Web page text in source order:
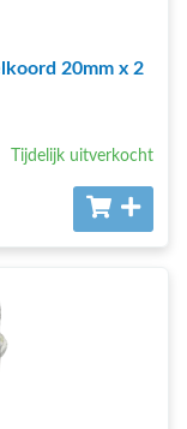
20mm x 2
Tijdelijk uitverkocht